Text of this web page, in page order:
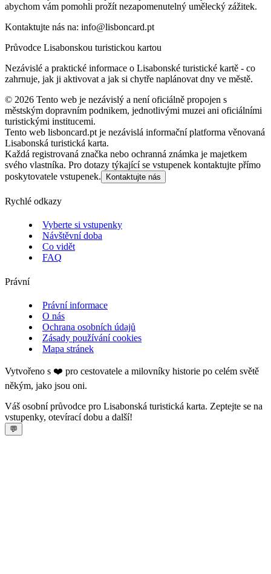
abychom vám pomohli prožít nezapomenutelný umělecký zážitek.
Kontaktujte nás na: info@lisboncard.pt
Průvodce Lisabonskou turistickou kartou
Nezávislé a praktické informace o Lisabonské turistické kartě - co
zahrnuje, jak ji aktivovat a jak si chytře naplánovat dny ve městě.
© 2026 Tento web je nezávislý a není oficiálně propojen s
městským dopravním podnikem, jednotlivými muzei ani oficiálními
turistickými institucemi.
Tento web lisboncard.pt je nezávislá informační platforma věnovaná
Lisabonská turistická karta.
Každá registrovaná značka nebo ochranná známka je majetkem
svého vlastníka. Pro dotazy týkající se vstupenek kontaktujte přímo
poskytovatele vstupenek.
Kontaktujte nás
Rychlé odkazy
Vyberte si vstupenky
Návštěvní doba
Co vidět
FAQ
Právní
Právní informace
O nás
Ochrana osobních údajů
Zásady používání cookies
Mapa stránek
Vytvořeno s ❤️ pro cestovatele a milovníky historie po celém světě
někým, jako jsou oni.
Váš osobní průvodce pro Lisabonská turistická karta. Zeptejte se na
vstupenky, otevírací dobu a další!
💬